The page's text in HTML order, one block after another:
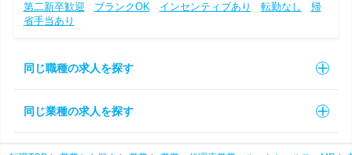
第二新卒歓迎
ブランクOK インセンティブあり 転勤なし
帰
省手当あり
同じ職種の求人を探す
同じ業種の求人を探す